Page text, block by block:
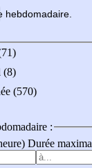
hebdomadaire
(8)
(570)
:
Durée